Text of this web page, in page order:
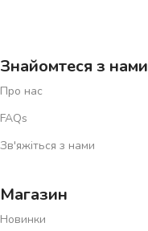
Знайомтеся з нами
Про нас
FAQs
Зв'яжіться з нами
Магазин
Новинки